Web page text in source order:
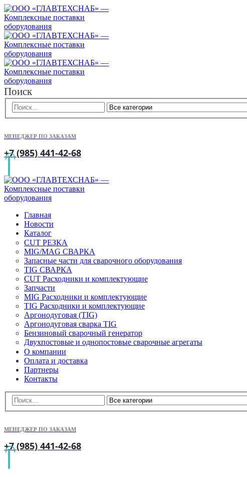
Поиск
МЕНЕДЖЕР ПО ЗАКАЗАМ
+7 (985) 441-42-68
Главная
Новости
Каталог
CUT РЕЗКА
MIG/MAG СВАРКА
Запасные части для сварочного оборудования
TIG СВАРКА
CUT Расходники и комплектующие
Запчасти
MIG Расходники и комплектующие
TIG Расходники и комплектующие
Аргонодуговая (TIG)
Аргонодуговая сварка TIG
Бензиновый сварочный генератор
Двухпостовые и однопостовые сварочные агрегаты
О компании
Оплата и доставка
Партнеры
Контакты
МЕНЕДЖЕР ПО ЗАКАЗАМ
+7 (985) 441-42-68